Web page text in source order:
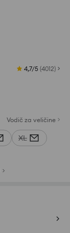
4,7/5 (4012)
Vodič za veličine
XL